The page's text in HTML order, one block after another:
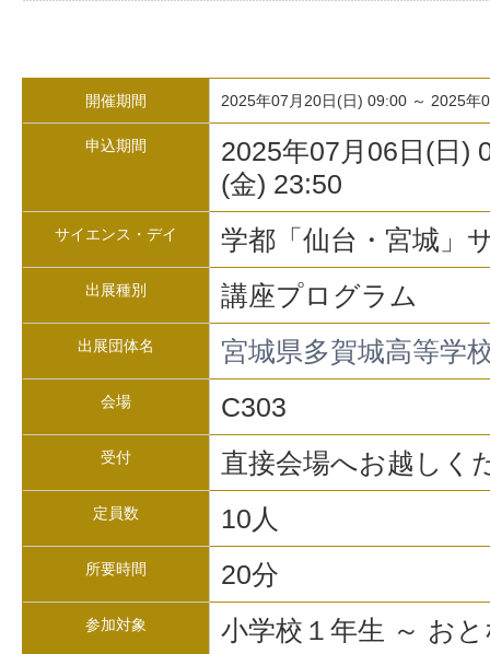
開催期間 2025年07月20日(日) 09:00 ～ 2025年
申込期間
2025年07月06日(日)
(金) 23:50
サイエンス・デイ 学都「仙台・宮城」
出展種別 講座プログラム
出展団体名 宮城県多賀城高等学
会場 C303
受付 直接会場へお越しく
定員数 10人
所要時間 20分
参加対象 小学校１年生 ～ お